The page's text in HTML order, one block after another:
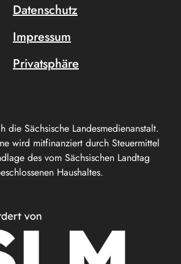
die Sächsische Landesmedienanstalt.
wird mitfinanziert durch Steuermittel
des vom Sächsischen Landtag
Haushaltes.
Datenschutz
Impressum
Privatsphäre